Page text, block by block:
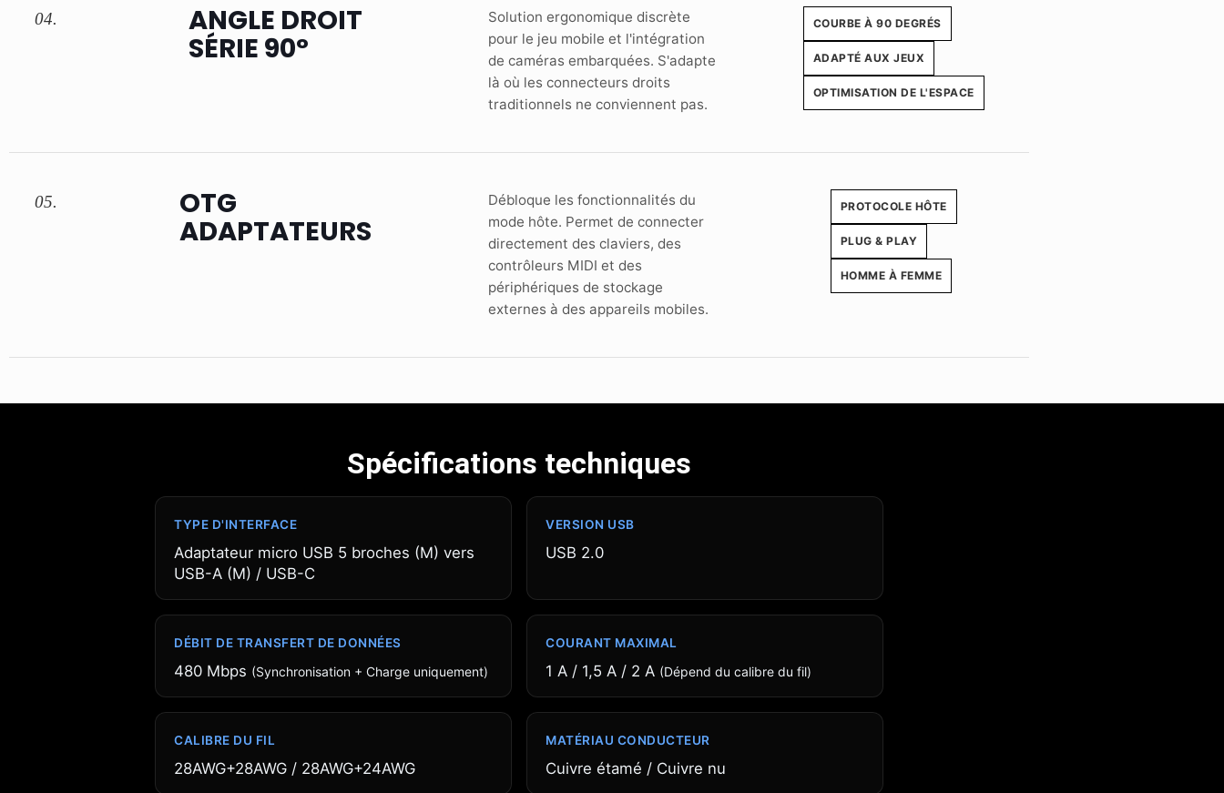
04. ANGLE DROIT
SÉRIE 90°
Solution ergonomique discrète
pour le jeu mobile et l'intégration
de caméras embarquées. S'adapte
là où les connecteurs droits
traditionnels ne conviennent pas.
COURBE À 90 DEGRÉS
ADAPTÉ AUX JEUX
OPTIMISATION DE L'ESPACE
05. OTG
ADAPTATEURS
Débloque les fonctionnalités du
mode hôte. Permet de connecter
directement des claviers, des
contrôleurs MIDI et des
périphériques de stockage
externes à des appareils mobiles.
PROTOCOLE HÔTE
PLUG & PLAY
HOMME À FEMME
Spécifications techniques
TYPE D'INTERFACE
Adaptateur micro USB 5 broches (M) vers
USB-A (M) / USB-C
VERSION USB
USB 2.0
DÉBIT DE TRANSFERT DE DONNÉES
480 Mbps (Synchronisation + Charge uniquement)
COURANT MAXIMAL
1 A / 1,5 A / 2 A (Dépend du calibre du fil)
CALIBRE DU FIL
28AWG+28AWG / 28AWG+24AWG
MATÉRIAU CONDUCTEUR
Cuivre étamé / Cuivre nu